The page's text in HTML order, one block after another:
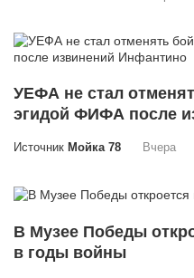
УЕФА не стал
эгидой ФИФА после
Источник Мойка 78 Вчера
В Музее Победы
в годы войны